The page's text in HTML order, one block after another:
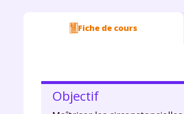
Fiche de cours
Objectif